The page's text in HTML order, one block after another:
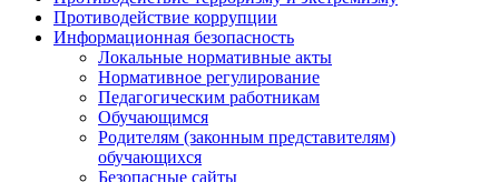
Противодействие коррупции
Информационная безопасность
Локальные нормативные акты
Нормативное регулирование
Педагогическим работникам
Обучающимся
Родителям (законным представителям)
обучающихся
Безопасные сайты